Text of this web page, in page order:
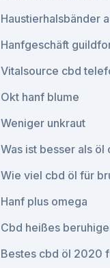
Haustierhalsbänder
Hanfgeschäft
Vitalsource cbd
Okt hanf blume
Weniger unkraut
Was ist besser als öl
Wie viel cbd öl für
Hanf plus omega
Cbd heißes
Bestes cbd öl 2020